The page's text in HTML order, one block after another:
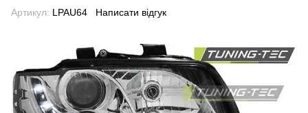
Артикул: LPAU64 Написати відгук